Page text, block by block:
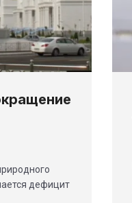
дефицит